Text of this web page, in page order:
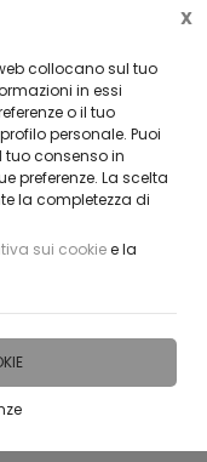
collocano sul tuo
in essi
o il tuo
personale. Puoi
tuo consenso in
preferenze. La scelta
la completezza di
sui cookiee la
X
ADESSO
interni